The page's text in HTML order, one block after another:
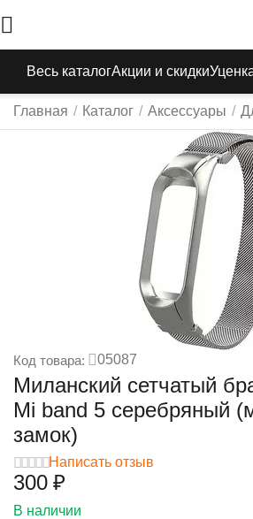
Весь каталогАкции и скидки
Главная / Каталог / Аксессуары /
Код товара: 05087
Миланский сетчатый
Mi band 5 серебряный
замок)
Написать отзыв
‍300‍ ₽
В наличии